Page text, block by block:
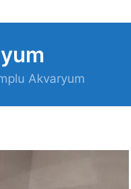
Akvaryum